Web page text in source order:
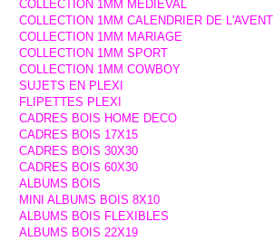
COLLECTION 1MM MEDIEVAL
COLLECTION 1MM CALENDRIER DE L'AVENT
COLLECTION 1MM MARIAGE
COLLECTION 1MM SPORT
COLLECTION 1MM COWBOY
SUJETS EN PLEXI
FLIPETTES PLEXI
CADRES BOIS HOME DECO
CADRES BOIS 17X15
CADRES BOIS 30X30
CADRES BOIS 60X30
ALBUMS BOIS
MINI ALBUMS BOIS 8X10
ALBUMS BOIS FLEXIBLES
ALBUMS BOIS 22X19